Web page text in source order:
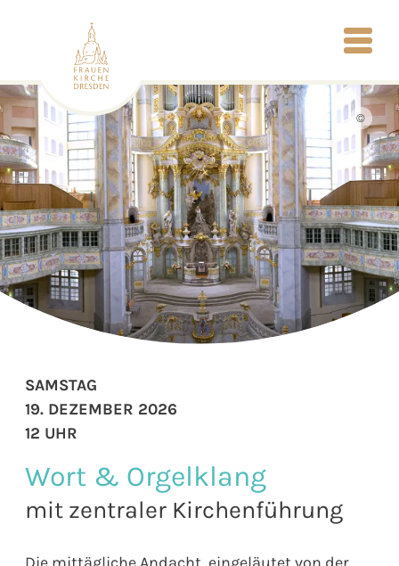
©
Wort & Orgelklang
mit zentraler Kirchenführung
SAMSTAG
19. DEZEMBER 2026
12 UHR